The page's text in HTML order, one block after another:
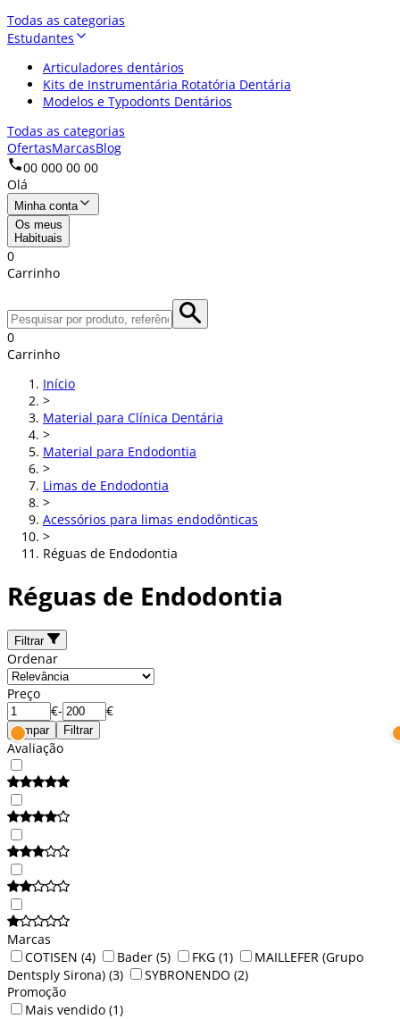
Todas as categorias
Estudantes
Articuladores dentários
Kits de Instrumentária Rotatória Dentária
Modelos e Typodonts Dentários
Todas as categorias
OfertasMarcasBlog
00 000 00 00
Olá
Minha conta
Os meus
Habituais
0
Carrinho
0
Carrinho
Início
>
Material para Clínica Dentária
>
Material para Endodontia
>
Limas de Endodontia
>
Acessórios para limas endodônticas
>
Réguas de Endodontia
Réguas de Endodontia
Filtrar
Ordenar
Preço
€- €
Limpar Filtrar
Avaliação
Marcas
COTISEN (4) Bader (5) FKG (1)
MAILLEFER (Grupo
Dentsply Sirona) (3) SYBRONENDO (2)
Promoção
Mais vendido (1)